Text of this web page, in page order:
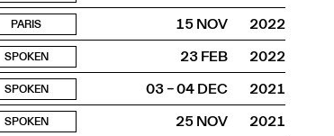
PARIS 15 NOV
2022
SPOKEN 23 FEB
2022
SPOKEN 03 – 04 DEC
2021
SPOKEN 25 NOV
2021